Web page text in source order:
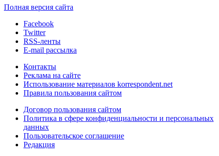
Полная версия сайта
Facebook
Twitter
RSS-ленты
E-mail рассылка
Контакты
Реклама на сайте
Использование материалов korrespondent.net
Правила пользования сайтом
Договор пользования сайтом
Политика в сфере конфиденциальности и персональных
данных
Пользовательское соглашение
Редакция